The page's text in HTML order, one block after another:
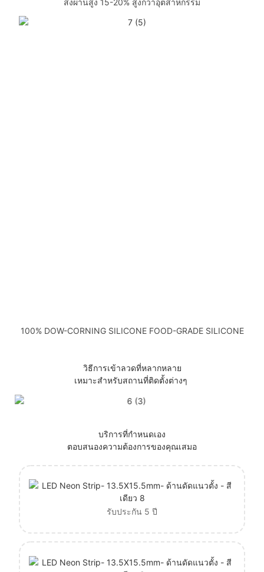
100% DOW-CORNING SILICONE FOOD-GRADE SILICONE
วิธีการเข้าลวดที่หลากหลาย
เหมาะสำหรับสถานที่ติดตั้งต่างๆ
บริการที่กำหนดเอง
ตอบสนองความต้องการของคุณเสมอ
รับประกัน 5 ปี